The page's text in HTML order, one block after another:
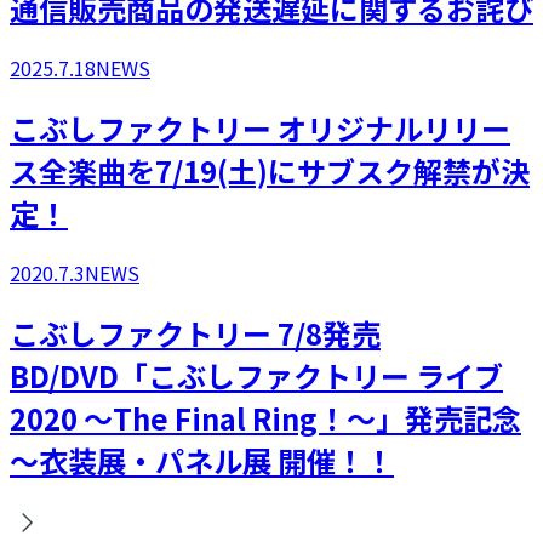
2025.7.18NEWS
こぶしファクトリー オリジナルリリー
ス全楽曲を7/19(土)にサブスク解禁が決
定！
2020.7.3NEWS
こぶしファクトリー 7/8発売
BD/DVD「こぶしファクトリー ライブ
2020 ～The Final Ring！～」発売記念
～衣装展・パネル展 開催！！